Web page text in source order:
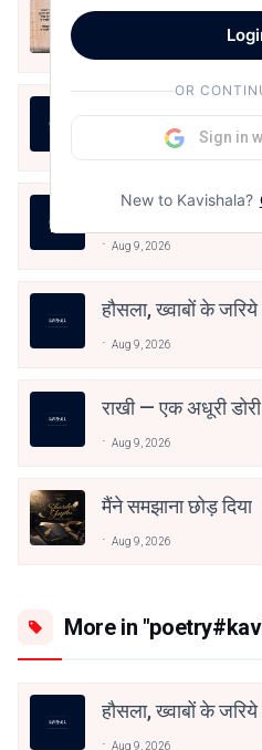
न धरती बचेगी न अम्बर
तूं ही कह दे तुझे इस बात
Aug 9, 2026
तूं ही कह दे तुझे इस बात
Aug 9, 2026
हौसला, ख्वाबों के
Aug 9, 2026
राखी — एक अधूरी डोरी
Aug 9, 2026
मैंने समझाना छोड़ दिया
Aug 9, 2026
More in
हौसला, ख्वाबों के
Aug 9, 2026
OR
Sign in
New to Kavishala?